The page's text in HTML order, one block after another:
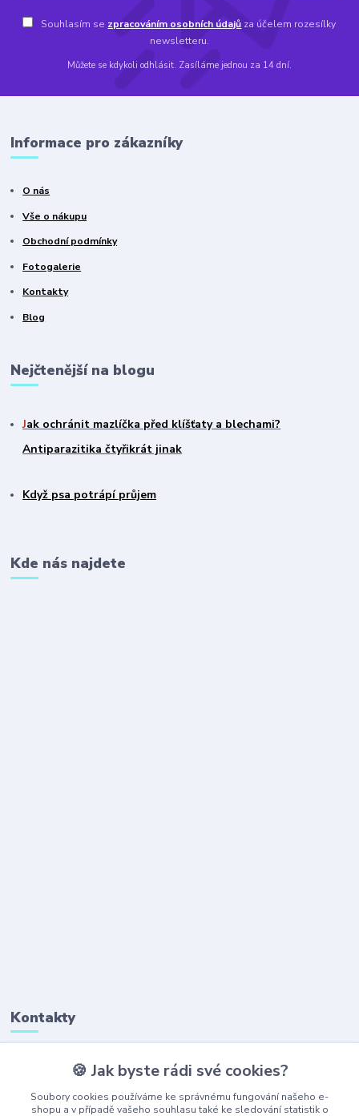
Souhlasím se zpracováním osobních údajů za účelem rozesílky
newsletteru.
Můžete se kdykoli odhlásit. Zasíláme jednou za 14 dní.
Informace pro zákazníky
O nás
Vše o nákupu
Obchodní podmínky
Fotogalerie
Kontakty
Blog
Nejčtenější na blogu
Jak ochránit mazlíčka před klíšťaty a blechami?
Antiparazitika čtyřikrát jinak
Když psa potrápí průjem
Kde nás najdete
Kontakty
+420 777 323 641
(Po-Pá, 8-16 hod.)
🍪 Jak byste rádi své cookies?
Soubory cookies používáme ke správnému fungování našeho e-
shopu a v případě vašeho souhlasu také ke sledování statistik o